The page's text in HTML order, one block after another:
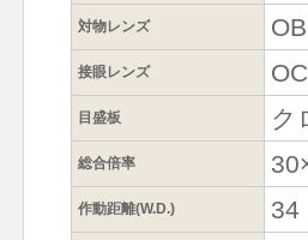
対物レンズ
接眼レンズ
目盛板 ク
総合倍率
作動距離(W.D.) 34